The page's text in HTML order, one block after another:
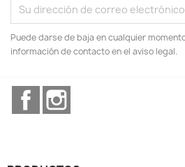
Puede darse de baja en cualquier
información de contacto en el aviso legal.
Facebook